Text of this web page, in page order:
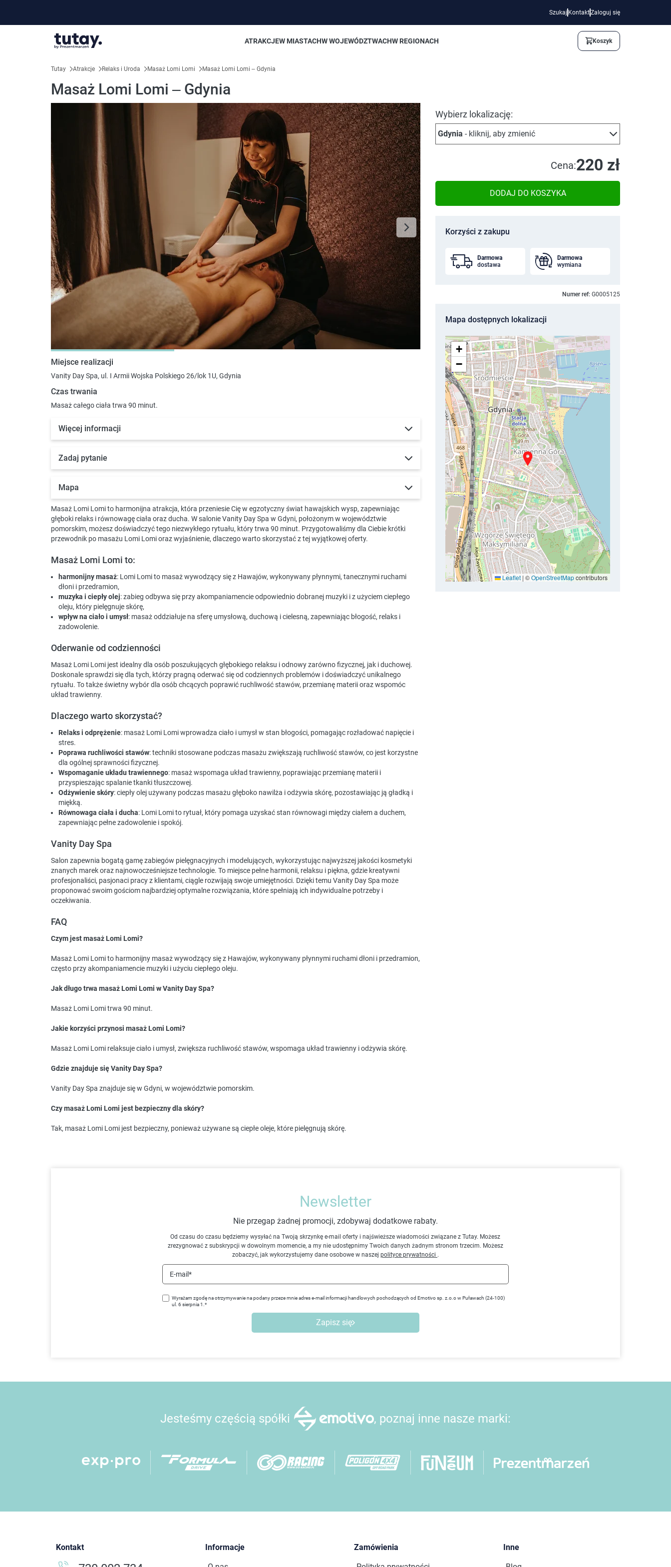
Szukaj KontaktZaloguj się
ATRAKCJEW MIASTACHW WOJEWÓDZTWACHW REGIONACH Koszyk
Tutay Atrakcje Relaks i Uroda Masaż Lomi Lomi Masaż Lomi Lomi – Gdynia
Masaż Lomi Lomi – Gdynia
Wybierz lokalizację:
Gdynia - kliknij, aby zmienić
Cena:220 zł
DODAJ DO KOSZYKA
Korzyści z zakupu
Darmowa
dostawa
Darmowa
wymiana
Numer ref: G0005125
Mapa dostępnych lokalizacji
+
−
Leaflet | ©OpenStreetMapcontributors
Miejsce realizacji
Vanity Day Spa, ul. I Armii Wojska Polskiego 26/lok 1U, Gdynia
Czas trwania
Masaż całego ciała trwa 90 minut.
Więcej informacji
Zadaj pytanie
Mapa
Masaż Lomi Lomi to harmonijna atrakcja, która przeniesie Cię w egzotyczny świat hawajskich wysp, zapewniając
głęboki relaks i równowagę ciała oraz ducha. W salonie Vanity Day Spa w Gdyni, położonym w województwie
pomorskim, możesz doświadczyć tego niezwykłego rytuału, który trwa 90 minut. Przygotowaliśmy dla Ciebie krótki
przewodnik po masażu Lomi Lomi oraz wyjaśnienie, dlaczego warto skorzystać z tej wyjątkowej oferty.
Masaż Lomi Lomi to:
harmonijny masaż: Lomi Lomi to masaż wywodzący się z Hawajów, wykonywany płynnymi, tanecznymi ruchami
dłoni i przedramion,
muzyka i ciepły olej: zabieg odbywa się przy akompaniamencie odpowiednio dobranej muzyki i z użyciem ciepłego
oleju, który pielęgnuje skórę,
wpływ na ciało i umysł: masaż oddziałuje na sferę umysłową, duchową i cielesną, zapewniając błogość, relaks i
zadowolenie.
Oderwanie od codzienności
Masaż Lomi Lomi jest idealny dla osób poszukujących głębokiego relaksu i odnowy zarówno fizycznej, jak i duchowej.
Doskonale sprawdzi się dla tych, którzy pragną oderwać się od codziennych problemów i doświadczyć unikalnego
rytuału. To także świetny wybór dla osób chcących poprawić ruchliwość stawów, przemianę materii oraz wspomóc
układ trawienny.
Dlaczego warto skorzystać?
Relaks i odprężenie: masaż Lomi Lomi wprowadza ciało i umysł w stan błogości, pomagając rozładować napięcie i
stres.
Poprawa ruchliwości stawów: techniki stosowane podczas masażu zwiększają ruchliwość stawów, co jest korzystne
dla ogólnej sprawności fizycznej.
Wspomaganie układu trawiennego: masaż wspomaga układ trawienny, poprawiając przemianę materii i
przyspieszając spalanie tkanki tłuszczowej.
Odżywienie skóry: ciepły olej używany podczas masażu głęboko nawilża i odżywia skórę, pozostawiając ją gładką i
miękką.
Równowaga ciała i ducha: Lomi Lomi to rytuał, który pomaga uzyskać stan równowagi między ciałem a duchem,
zapewniając pełne zadowolenie i spokój.
Vanity Day Spa
Salon zapewnia bogatą gamę zabiegów pielęgnacyjnych i modelujących, wykorzystując najwyższej jakości kosmetyki
znanych marek oraz najnowocześniejsze technologie. To miejsce pełne harmonii, relaksu i piękna, gdzie kreatywni
profesjonaliści, pasjonaci pracy z klientami, ciągle rozwijają swoje umiejętności. Dzięki temu Vanity Day Spa może
proponować swoim gościom najbardziej optymalne rozwiązania, które spełniają ich indywidualne potrzeby i
oczekiwania.
FAQ
Czym jest masaż Lomi Lomi?
Masaż Lomi Lomi to harmonijny masaż wywodzący się z Hawajów, wykonywany płynnymi ruchami dłoni i przedramion,
często przy akompaniamencie muzyki i użyciu ciepłego oleju.
Jak długo trwa masaż Lomi Lomi w Vanity Day Spa?
Masaż Lomi Lomi trwa 90 minut.
Jakie korzyści przynosi masaż Lomi Lomi?
Masaż Lomi Lomi relaksuje ciało i umysł, zwiększa ruchliwość stawów, wspomaga układ trawienny i odżywia skórę.
Gdzie znajduje się Vanity Day Spa?
Vanity Day Spa znajduje się w Gdyni, w województwie pomorskim.
Czy masaż Lomi Lomi jest bezpieczny dla skóry?
Tak, masaż Lomi Lomi jest bezpieczny, ponieważ używane są ciepłe oleje, które pielęgnują skórę.
Newsletter
Nie przegap żadnej promocji, zdobywaj dodatkowe rabaty.
Od czasu do czasu będziemy wysyłać na Twoją skrzynkę e-mail oferty i najświeższe wiadomości związane z Tutay. Możesz
zrezygnować z subskrypcji w dowolnym momencie, a my nie udostępnimy Twoich danych żadnym stronom trzecim. Możesz
zobaczyć, jak wykorzystujemy dane osobowe w naszej polityce prywatności .
E-mail*
Wyrażam zgodę na otrzymywanie na podany przeze mnie adres e-mail informacji handlowych pochodzących od Emotivo sp. z.o.o w Puławach (24-100)
ul. 6 sierpnia 1.*
Zapisz się
Jesteśmy częścią spółki , poznaj inne nasze marki:
Kontakt Informacje Zamówienia Inne